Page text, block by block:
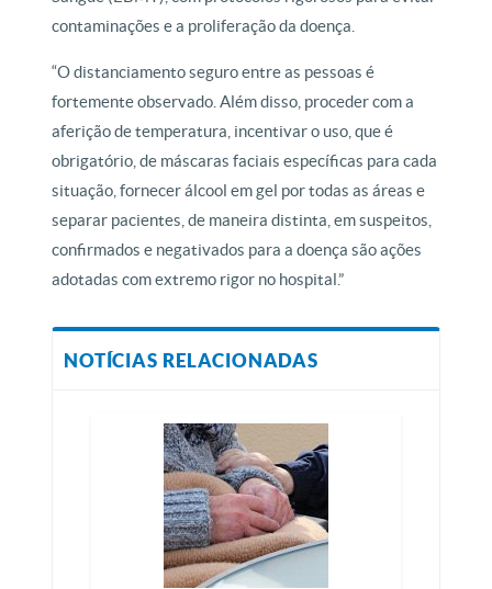
contaminações e a proliferação da doença.
“O distanciamento seguro entre as pessoas é
fortemente observado. Além disso, proceder com a
aferição de temperatura, incentivar o uso, que é
obrigatório, de máscaras faciais específicas para cada
situação, fornecer álcool em gel por todas as áreas e
separar pacientes, de maneira distinta, em suspeitos,
confirmados e negativados para a doença são ações
adotadas com extremo rigor no hospital.”
NOTÍCIAS RELACIONADAS